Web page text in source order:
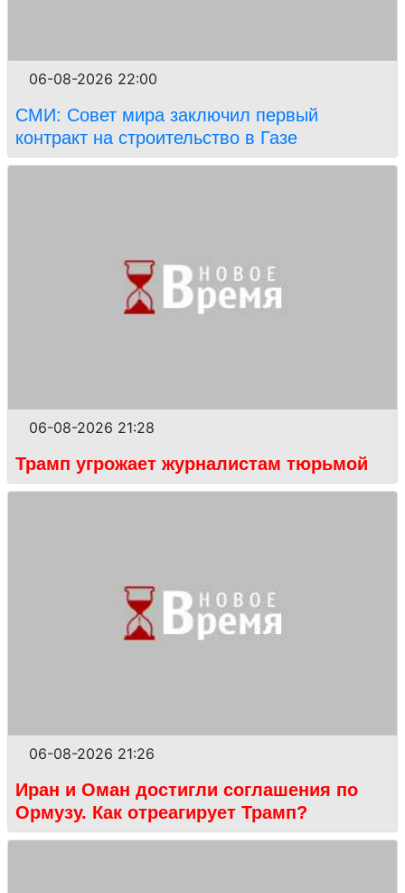
06-08-2026 22:00
СМИ: Совет мира заключил первый
контракт на строительство в Газе
06-08-2026 21:28
Трамп угрожает журналистам тюрьмой
06-08-2026 21:26
Иран и Оман достигли соглашения по
Ормузу. Как отреагирует Трамп?